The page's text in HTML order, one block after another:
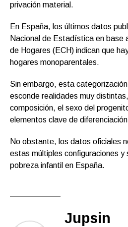
privación material.
En España, los últimos datos
Nacional de Estadística en base
de Hogares (ECH) indican que
hogares monoparentales.
Sin embargo, esta
esconde realidades muy
composición, el sexo del
elementos clave de
No obstante, los datos oficiales
estas múltiples configuraciones y
pobreza infantil en España.
Jupsin